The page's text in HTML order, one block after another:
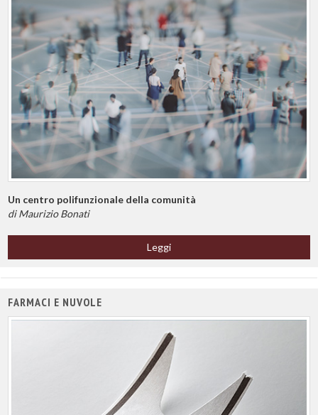
Un centro polifunzionale della comunità
di Maurizio Bonati
Leggi
FARMACI E NUVOLE